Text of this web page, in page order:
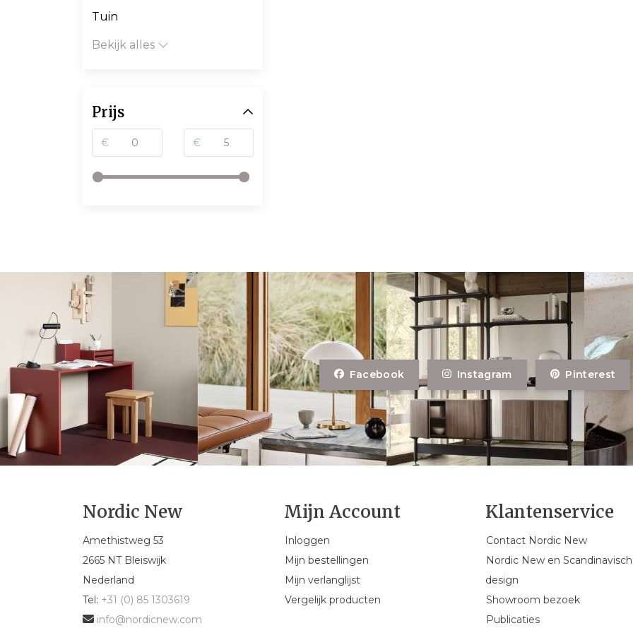
Tuin
Bekijk alles
Prijs
€ €
Facebook Instagram Pinterest
Nordic New
Amethistweg 53
2665 NT Bleiswijk
Nederland
Tel: +31 (0) 85 1303619
info@nordicnew.com
Mijn Account
Inloggen
Mijn bestellingen
Mijn verlanglijst
Vergelijk producten
Klantenservice
Contact Nordic New
Nordic New en Scandinavisch
design
Showroom bezoek
Publicaties